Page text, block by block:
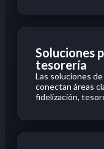
Soluciones
tesorería
Las soluciones
conectan áreas
fidelización,